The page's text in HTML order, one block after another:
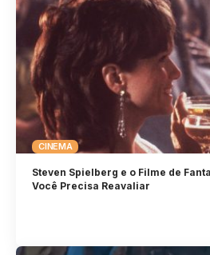
CINEMA
Steven Spielberg e o Filme de
Você Precisa Reavaliar